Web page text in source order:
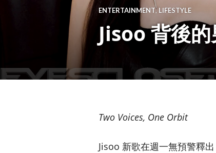
ENTERTAINMENT,LIFESTYLE
Jisoo 背後的
Two Voices, One Orbit
Jisoo 新歌在週一無預警釋